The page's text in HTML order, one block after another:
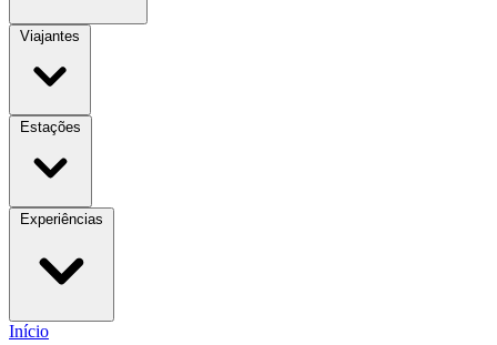
Viajantes
Estações
Experiências
Início